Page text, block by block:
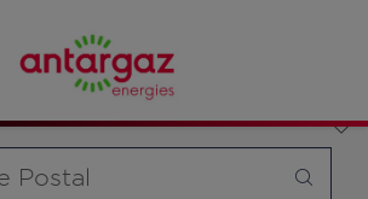
le type de point de vente (revendeur /
de bouteilles de gaz ou station GPL
carburant)